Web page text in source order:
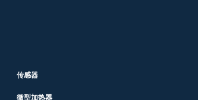
传感器
微型加热器